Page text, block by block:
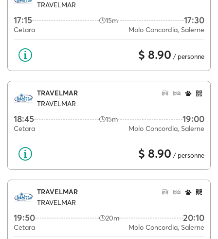
TRAVELMAR
17:15 15m 17:30
Cetara Molo Concordia, Salerne
$ 8.90 / personne
TRAVELMAR
TRAVELMAR
18:45 15m 19:00
Cetara Molo Concordia, Salerne
$ 8.90 / personne
TRAVELMAR
TRAVELMAR
19:50 20m 20:10
Cetara Molo Concordia, Salerne